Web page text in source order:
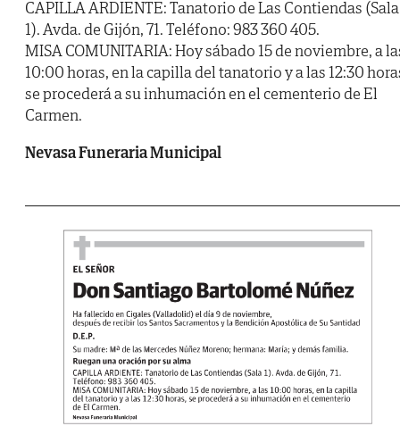
CAPILLA ARDIENTE: Tanatorio de Las Contiendas (Sala
1). Avda. de Gijón, 71. Teléfono: 983 360 405.
MISA COMUNITARIA: Hoy sábado 15 de noviembre, a
10:00 horas, en la capilla del tanatorio y a las 12:30
se procederá a su inhumación en el cementerio de El
Carmen.
Nevasa Funeraria Municipal